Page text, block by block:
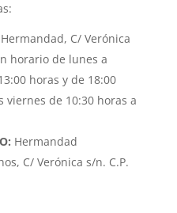
C/ Verónica
horario de lunes a
horas y de 18:00
viernes de 10:30 horas a
Hermandad
C/ Verónica s/n. C.P.